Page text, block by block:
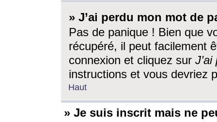
» J’ai perdu mon mot de
Pas de panique ! Bien que
récupéré, il peut facilement
connexion et cliquez sur
instructions et vous devriez
Haut
» Je suis inscrit mais ne